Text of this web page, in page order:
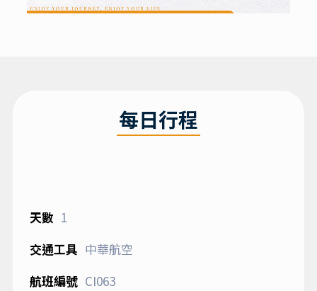
每日行程
1
中華航空
CI063